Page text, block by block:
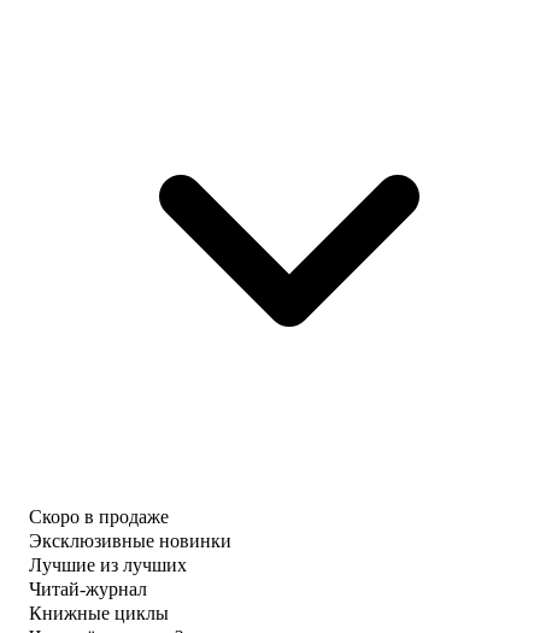
Скоро в продаже
Эксклюзивные новинки
Лучшие из лучших
Читай-журнал
Книжные циклы